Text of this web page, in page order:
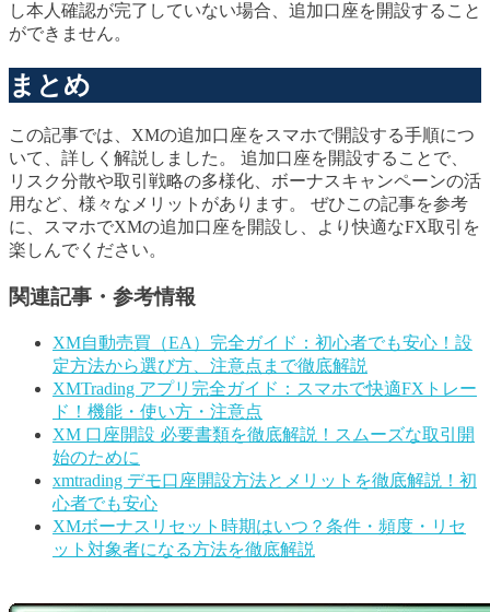
し本人確認が完了していない場合、追加口座を開設すること
ができません。
まとめ
この記事では、XMの追加口座をスマホで開設する手順につ
いて、詳しく解説しました。 追加口座を開設することで、
リスク分散や取引戦略の多様化、ボーナスキャンペーンの活
用など、様々なメリットがあります。 ぜひこの記事を参考
に、スマホでXMの追加口座を開設し、より快適なFX取引を
楽しんでください。
関連記事・参考情報
XM自動売買（EA）完全ガイド：初心者でも安心！設
定方法から選び方、注意点まで徹底解説
XMTrading アプリ完全ガイド：スマホで快適FXトレー
ド！機能・使い方・注意点
XM 口座開設 必要書類を徹底解説！スムーズな取引開
始のために
xmtrading デモ口座開設方法とメリットを徹底解説！初
心者でも安心
XMボーナスリセット時期はいつ？条件・頻度・リセ
ット対象者になる方法を徹底解説